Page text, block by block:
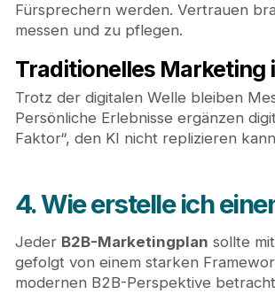
Fürsprechern werden. Vertrauen
messen und zu pflegen.
Traditionelles Marketing
Trotz der digitalen Welle bleiben
Persönliche Erlebnisse ergänzen
Faktor“, den KI nicht replizieren
4. Wie erstelle ich
Jeder B2B-Marketingplan sollte
gefolgt von einem starken
modernen B2B-Perspektive